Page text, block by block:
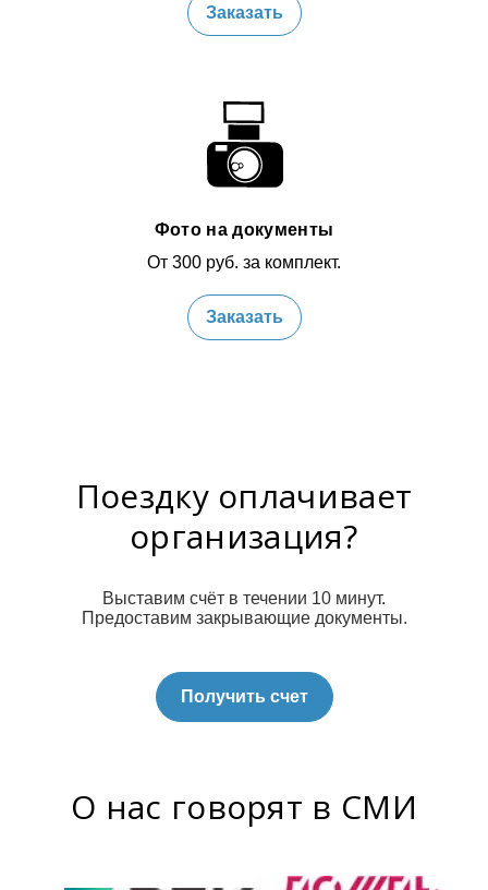
Заказать
Фото на документы
От 300 руб. за комплект.
Заказать
Поездку оплачивает
организация?
Выставим счёт в течении 10 минут.
Предоставим закрывающие документы.
Получить счет
О нас говорят в СМИ